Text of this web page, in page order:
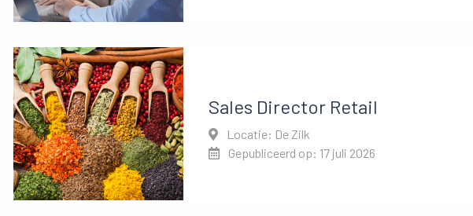
Sales Director Retail
Locatie: De Zilk
Gepubliceerd op: 17 juli 2026